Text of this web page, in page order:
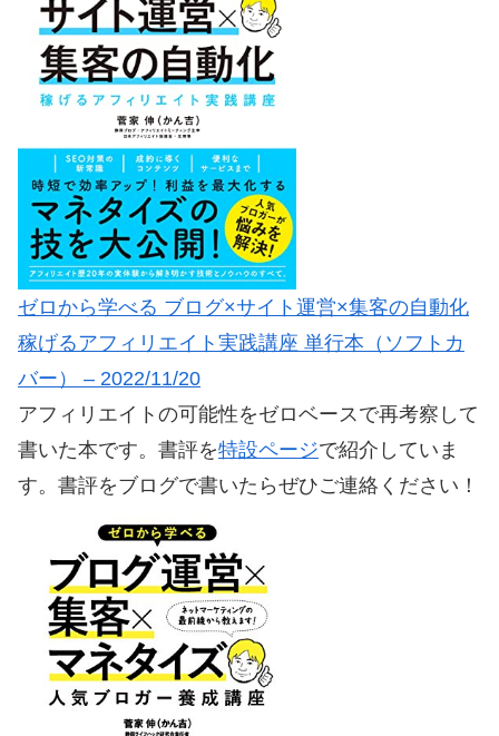
ゼロから学べる ブログ×サイト運営×集客の自動化
稼げるアフィリエイト実践講座 単行本（ソフトカ
バー） – 2022/11/20
アフィリエイトの可能性をゼロベースで再考察して
書いた本です。書評を特設ページで紹介していま
す。書評をブログで書いたらぜひご連絡ください！